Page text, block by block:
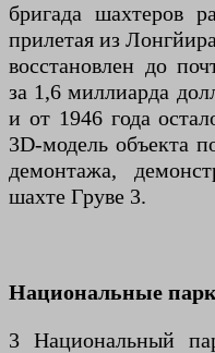
бригада шахтеров
прилетая из
восстановлен до
за 1,6 миллиарда
и от 1946 года
3D-модель объекта
демонтажа,
шахте Груве 3.
Национальные
3 Национальный